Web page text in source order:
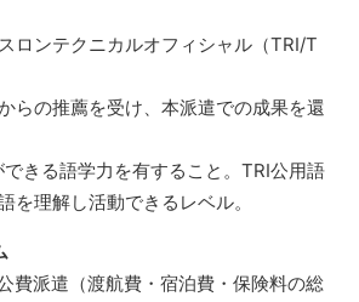
ロンテクニカルオフィシャル（TRI/T
らの推薦を受け、本派遣での成果を還
できる語学力を有すること。TRI公用語
を理解し活動できるレベル。
費派遣（渡航費・宿泊費・保険料の総